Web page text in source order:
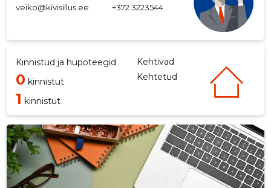
veiko@kivisillus.ee +372 3223544
Kinnistud ja hüpoteegid Kehtivad
0 kinnistut Kehtetud
1 kinnistut